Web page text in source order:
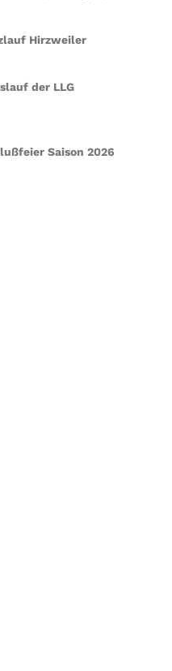
Hirzweiler
der LLG
Saison 2026